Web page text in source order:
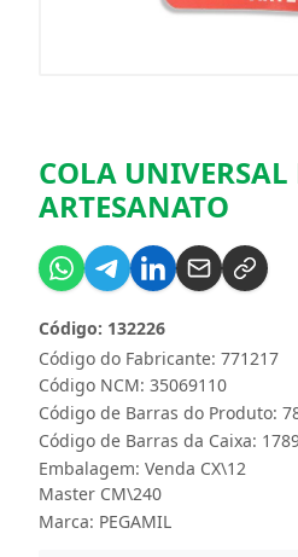
COLA
ARTESANATO
Código do Fabricante: 771217
Código: 132226
Código NCM: 35069110
Código de Barras do Produto:
Código de Barras da Caixa:
Embalagem: Venda CX\12
Master CM\240
Marca: PEGAMIL